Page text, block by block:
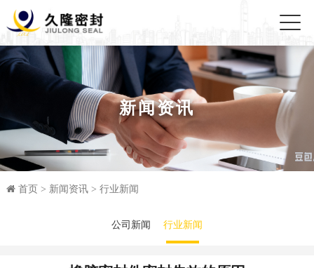
新闻资讯
首页 > 新闻资讯> 行业新闻
公司新闻 行业新闻